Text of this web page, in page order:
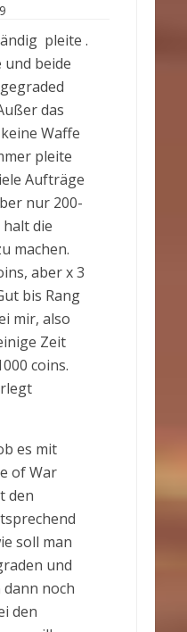
pleite .
und beide
das
Waffe
pleite
Aufträge
nur 200-
halt die
machen.
aber x 3
bis Rang
mir, also
Zeit
coins.
es mit
of War
den
soll man
und
noch
den